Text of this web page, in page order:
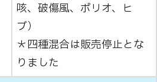
咳、破傷風、ポリオ、ヒ
ブ）
＊四種混合は販売停止とな
りました